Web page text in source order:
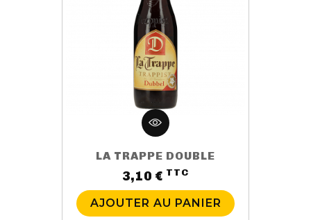
LA TRAPPE DOUBLE
3,10 € TTCPrix
AJOUTER AU PANIER